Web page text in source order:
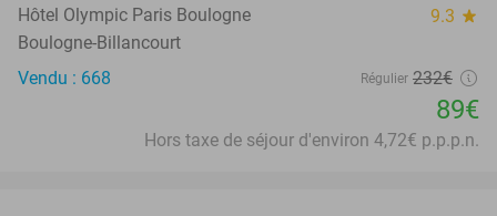
Hôtel Olympic Paris Boulogne 9.3 star
Boulogne-Billancourt
Vendu : 668
Régulier 232€
89€
Hors taxe de séjour d'environ 4,72€ p.p.p.n.